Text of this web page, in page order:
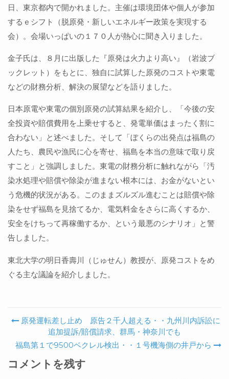
日、東京都内で開かれました。主催は環境団体や個人が参加
するｅシフト（脱原発・新しいエネルギー政策を実現する
会）。会場いっぱいの１７０人が熱心に聞き入りました。
金子氏は、８月に出版した『原発は火力より高い』（岩波ブ
ックレット）をもとに、独自に試算した原発のコストや東電
などの財務分析、解決の展望などを語りました。
日本原電や東電の個別原発の試算結果を紹介し、「今後の安
全投資や賠償費用を上乗せすると、発電単価はまったく割に
合わない」と述べました。そして「ぼくらの出発点は福島の
人たち、農民や漁民に心を寄せ、福島を本当の意味で取り戻
すこと」と強調しました。東電の財務分析に触れながら「汚
染水処理や賠償や除染が進まない根本には、お金がないとい
う危機的状況がある。このままズルズル進むことは賠償や除
染をせず福島を見捨てるか、電気料金をさらに高くするか、
安全をけちって再稼働するか、という最悪のシナリオ」と警
告しました。
東北大学の明日香壽川（じゅせん）教授が、原発コストをめ
ぐる主な議論を紹介しました。
Post navigation
原発運転差し止め 原告２千人超える・・九州川内訴訟に
追加提訴/賠償請求、群馬・神奈川でも
福島第１で9500ベクレル検出・・１号機海側の井戸から
コメントを残す